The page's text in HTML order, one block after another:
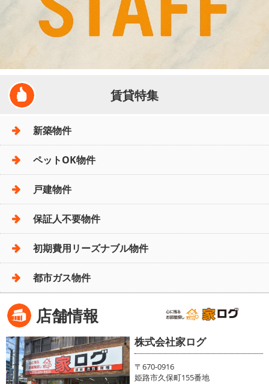
賃貸特集
新築物件
ペットOK物件
戸建物件
保証人不要物件
初期費用リーズナブル物件
都市ガス物件
店舗情報
株式会社家ログ
〒670-0916
姫路市久保町155番地